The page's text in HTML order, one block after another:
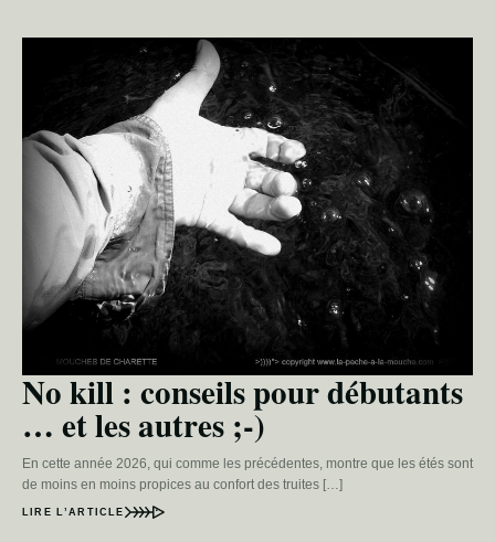
No kill : conseils pour débutants
… et les autres ;-)
En cette année 2026, qui comme les précédentes, montre que les étés sont
de moins en moins propices au confort des truites […]
LIRE L’ARTICLE